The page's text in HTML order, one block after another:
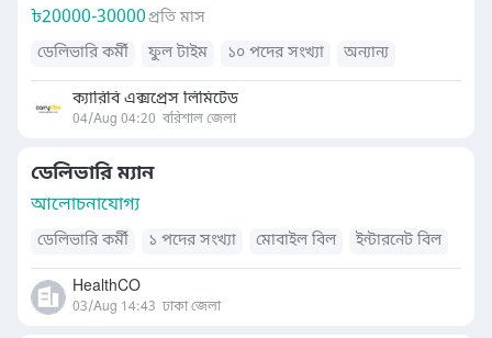
৳20000-30000প্রতি মাস
ডেলিভারি কর্মী
ফুল টাইম ১০ পদের সংখ্যা অন্যান্য
ক্যারিবি এক্সপ্রেস লিমিটেড
04/Aug 04:20 বরিশাল জেলা
ডেলিভারি ম্যান
আলোচনাযোগ্য
ডেলিভারি কর্মী ১ পদের সংখ্যা মোবাইল বিল ইন্টারনেট বিল
HealthCO
03/Aug 14:43 ঢাকা জেলা